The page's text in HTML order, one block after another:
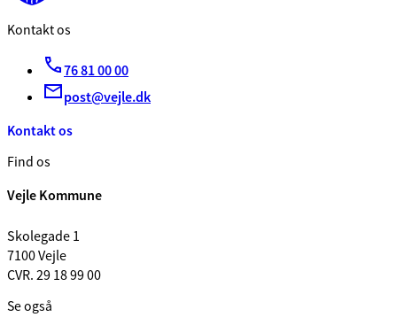
Kontakt os
76 81 00 00
post@vejle.dk
Kontakt os
Find os
Vejle Kommune
Skolegade 1
7100 Vejle
CVR. 29 18 99 00
Se også